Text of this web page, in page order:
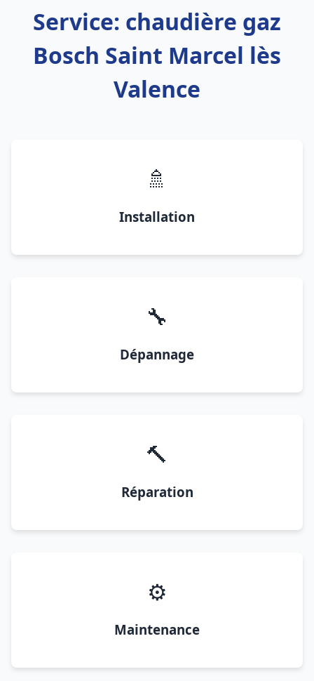
Service: chaudière gaz
Bosch Saint Marcel lès
Valence
🚿
Installation
🔧
Dépannage
🔨
Réparation
⚙️
Maintenance